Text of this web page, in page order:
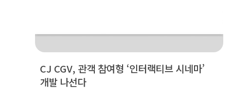
CJ CGV, 관객 참여형 ‘인터랙티브 시네마’
개발 나선다